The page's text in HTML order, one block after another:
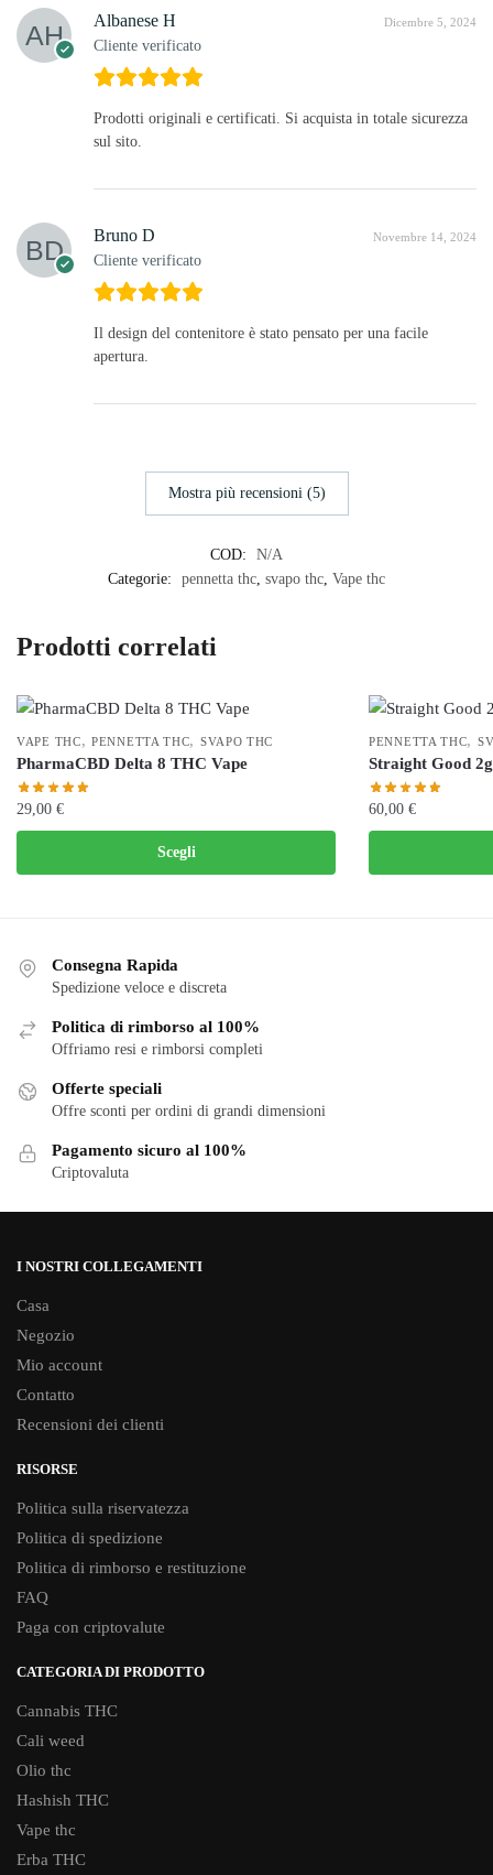
Albanese H
Cliente verificato
Dicembre 5, 2024
Prodotti originali e certificati. Si acquista in totale sicurezza
sul sito.
Bruno D
Cliente verificato
Novembre 14, 2024
Il design del contenitore è stato pensato per una facile
apertura.
Mostra più recensioni (5)
COD:
N/A
Categorie:
pennetta thc, svapo thc, Vape thc
Prodotti correlati
VAPE THC,PENNETTA THC, SVAPO THC
PharmaCBD Delta 8 THC Vape
29,00 €
Scegli
prodotto
Le
possono
essere
scelte
del
PENNETTA THC,
Straight Good
60,00 €
prodotto
Consegna Rapida
Spedizione veloce e discreta
Politica di rimborso al 100%
Offriamo resi e rimborsi completi
Offerte speciali
Offre sconti per ordini di grandi dimensioni
Pagamento sicuro al 100%
Criptovaluta
I NOSTRI COLLEGAMENTI
Casa
Negozio
Mio account
Contatto
Recensioni dei clienti
RISORSE
Politica sulla riservatezza
Politica di spedizione
Politica di rimborso e restituzione
FAQ
Paga con criptovalute
CATEGORIA DI PRODOTTO
Cannabis THC
Cali weed
Olio thc
Hashish THC
Vape thc
Erba THC